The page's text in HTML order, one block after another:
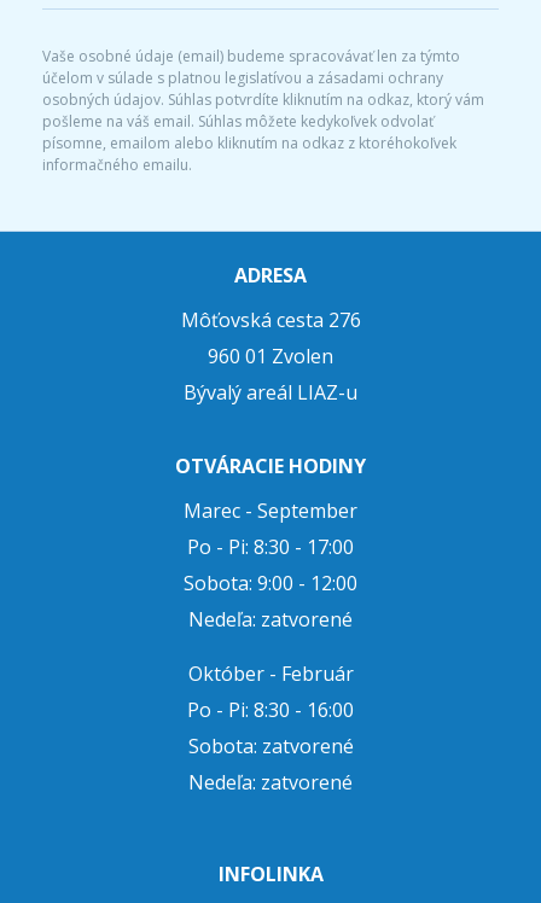
Vaše osobné údaje (email) budeme spracovávať len za týmto
účelom v súlade s platnou legislatívou a zásadami ochrany
osobných údajov. Súhlas potvrdíte kliknutím na odkaz, ktorý vám
pošleme na váš email. Súhlas môžete kedykoľvek odvolať
písomne, emailom alebo kliknutím na odkaz z ktoréhokoľvek
informačného emailu.
ADRESA
Môťovská cesta 276
960 01 Zvolen
Bývalý areál LIAZ-u
OTVÁRACIE HODINY
Marec - September
Po - Pi: 8:30 - 17:00
Sobota: 9:00 - 12:00
Nedeľa: zatvorené
Október - Február
Po - Pi: 8:30 - 16:00
Sobota: zatvorené
Nedeľa: zatvorené
INFOLINKA